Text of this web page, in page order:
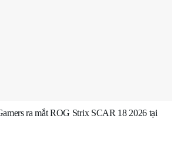
ra mắt ROG Strix SCAR 18 2026 tại